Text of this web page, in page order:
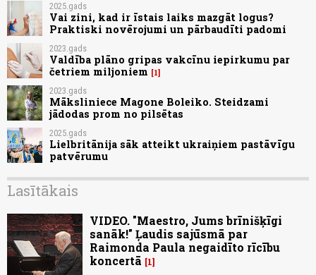
2025.gads
Vai zini, kad ir īstais laiks mazgāt logus?
Praktiski novērojumi un pārbaudīti padomi
2023.gads
Valdība plāno gripas vakcīnu iepirkumu par
četriem miljoniem
1
2023.gads
Māksliniece Magone Boleiko. Steidzami
jādodas prom no pilsētas
2025.gads
Lielbritānija sāk atteikt ukraiņiem pastāvīgu
patvērumu
Lasītākais
VIDEO. "Maestro, Jums brīnišķīgi
sanāk!" Ļaudis sajūsmā par
Raimonda Paula negaidīto rīcību
koncertā
1